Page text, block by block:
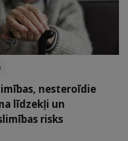
nesteroīdie
līdzekļi un
risks